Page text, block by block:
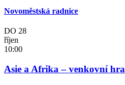
Novoměstská radnice
DO 28
říjen
10:00
Asie a Afrika – venkovní hra